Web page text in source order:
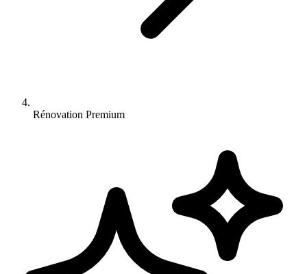
Rénovation Premium